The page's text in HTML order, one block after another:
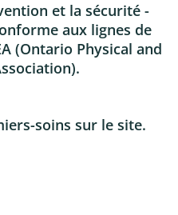
et la sécurité -
aux lignes de
(Ontario Physical and
soins sur le site.